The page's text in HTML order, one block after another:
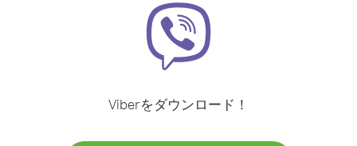
Viberをダウンロード！